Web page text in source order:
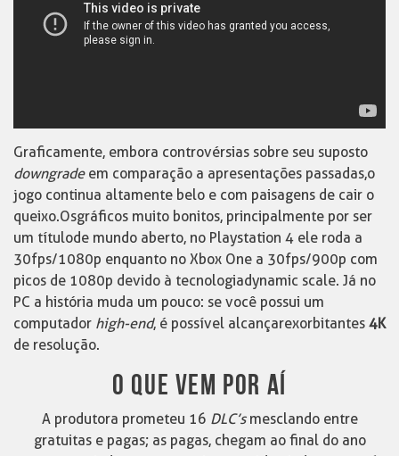
Graficamente, embora controvérsias sobre seu suposto
downgradeem comparação a apresentações passadas, o
jogo continua altamente belo e com paisagens de cair o
queixo.Os gráficos muito bonitos, principalmente por ser
um título de mundo aberto, no Playstation 4 ele roda a
30fps/1080p enquanto no Xbox One a 30fps/900p com
picos de 1080p devido à tecnologia dynamic scale. Já no
PC a história muda um pouco: se você possui um
computador high-end, é possível alcançar exorbitantes 4K
de resolução.
O QUE VEM POR AÍ
A produtora prometeu 16 DLC’smesclando entre
gratuitas e pagas; as pagas, chegam ao final do ano